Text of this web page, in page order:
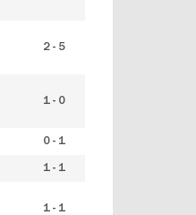
2 - 5
1 - 0
0 - 1
1 - 1
1 - 1